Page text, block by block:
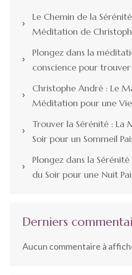
Le Chemin de la
Méditation de
Plongez dans la
conscience pour
Christophe André : Le
Méditation pour une
Trouver la Sérénité : La
Soir pour un Sommeil
Plongez dans la
du Soir pour une Nuit
Derniers
Aucun commentaire à